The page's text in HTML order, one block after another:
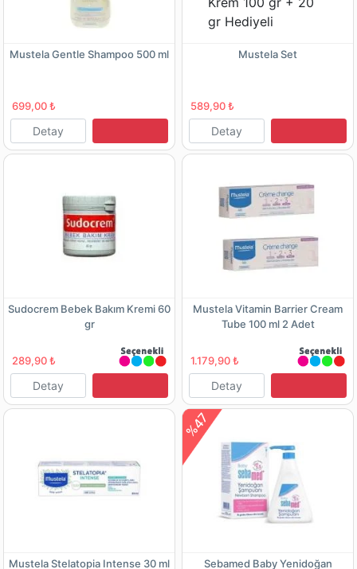
Mustela Gentle Shampoo 500 ml
699,00 ₺
Detay
Mustela Set
589,90 ₺
Detay
Sudocrem Bebek Bakım Kremi 60
gr
289,90 ₺
Detay
Mustela Vitamin Barrier Cream
Tube 100 ml 2 Adet
1.179,90 ₺
Detay
Mustela Stelatopia Intense 30 ml
%47
Sebamed Baby Yenidoğan